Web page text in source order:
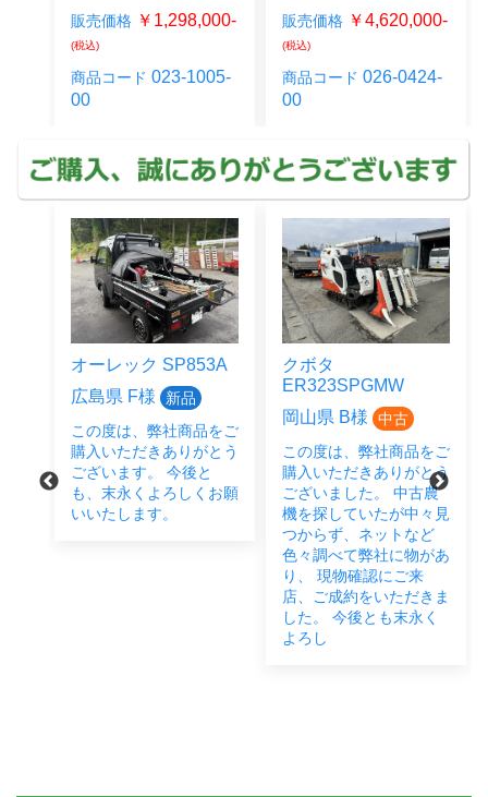
販売価格 ￥1,298,000-
(税込)
商品コード 023-1005-
00
販売価格 ￥4,620,000-
(税込)
商品コード 026-0424-
00
オーレック SP853A
広島県 F様
新品
この度は、弊社商品をご
購入いただきありがとう
ございます。 今後と
も、末永くよろしくお願
いいたします。
クボタ
ER323SPGMW
岡山県 B様
中古
この度は、弊社商品をご
購入いただきありがとう
ございました。 中古農
機を探していたが中々見
つからず、ネットなど
色々調べて弊社に物があ
り、 現物確認にご来
店、ご成約をいただきま
した。 今後とも末永く
よろし